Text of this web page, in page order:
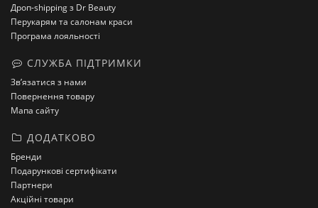
Дроп-shipping з Dr Beauty
Перукарям та салонам краси
Програма лояльності
СЛУЖБА ПІДТРИМКИ
Зв’язатися з нами
Повернення товару
Мапа сайту
ДОДАТКОВО
Бренди
Подарункові сертифікати
Партнери
Акційні товари